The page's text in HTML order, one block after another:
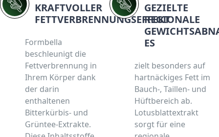
KRAFTVOLLER
FETTVERBRENNUNGSEFFEKT
Formbella
beschleunigt die
Fettverbrennung in
Ihrem Körper dank
der darin
enthaltenen
Bitterkürbis- und
Grüntee-Extrakte.
GEZIELTE
REGIONALE
ES
zielt besonders auf
hartnäckiges Fett im
Bauch-, Taillen- und
Hüftbereich ab.
Lotusblattextrakt
sorgt für eine